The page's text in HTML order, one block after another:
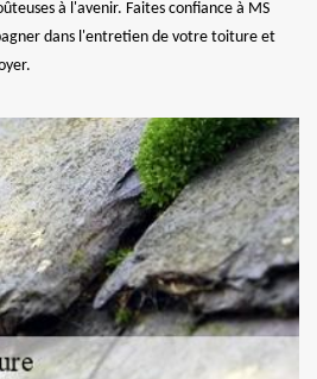
à l'avenir. Faites confiance à MS
dans l'entretien de votre toiture et